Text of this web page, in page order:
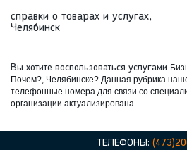
справки о товарах и услугах,
Челябинск
Вы хотите воспользоваться услугами
Почем?, Челябинске? Данная рубрика
телефонные номера для связи со
организации актуализирована
ТЕЛЕФОНЫ: